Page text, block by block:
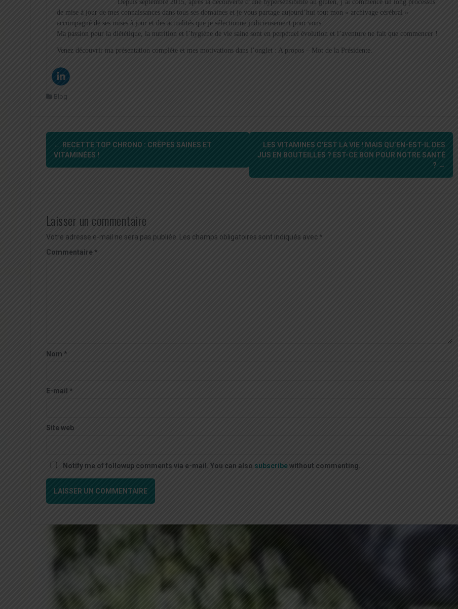
Depuis septembre 2015, après la découverte d’une hypersensibilité au gluten, j’ai commencé un long processus
de mise à jour de mes connaissances dans tous ses domaines et je vous partage aujourd’hui tout mon « archivage cérébral »
accompagné de ses mises à jour et des actualités que je sélectionne judicieusement pour vous.
Ma passion pour la diététique, la nutrition et l’hygiène de vie saine sont en perpétuel évolution et l’aventure ne fait que commencer !
Venez découvrir ma présentation complète et mes motivations dans l’onglet : A propos – Mot de la Présidente.
Blog
Navigation
d'article
← RECETTE TOP CHRONO : CRÊPES SAINES ET
VITAMINÉES !
LES VITAMINES C’EST LA VIE ! MAIS QU’EN-EST-IL DES
JUS EN BOUTEILLES ? EST-CE BON POUR NOTRE SANTÉ
? →
Laisser un commentaire
Votre adresse e-mail ne sera pas publiée. Les champs obligatoires sont indiqués avec*
Commentaire*
Nom *
E-mail *
Site web
Notify me of followup comments via e-mail. You can also subscribewithout commenting.